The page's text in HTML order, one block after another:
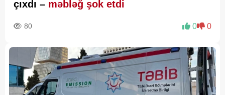
çıxdı – məbləğ şok etdi
80 0 0